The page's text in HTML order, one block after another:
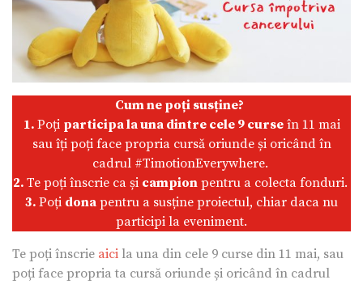
Cum ne poți susține?
1. Poți participa la una dintre cele 9 curseîn 11 mai
sau îți poți face propria cursă oriunde și oricând în
cadrul #TimotionEverywhere.
2. Te poți înscrie ca și campionpentru a colecta fonduri.
3. Poți dona pentru a susține proiectul, chiar daca nu
participi la eveniment.
Te poți înscrie aici la una din cele 9 curse din 11 mai, sau
poți face propria ta cursă oriunde și oricând în cadrul